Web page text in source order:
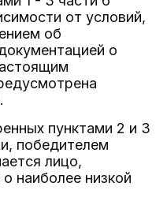
от условий,
об
о
пунктами 2 и 3
победителем
лицо,
наиболее низкой